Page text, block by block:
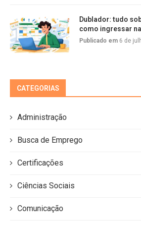
Dublador: tudo
como ingressar
Publicado em 6 de
CATEGORIAS
Administração
Busca de Emprego
Certificações
Ciências Sociais
Comunicação